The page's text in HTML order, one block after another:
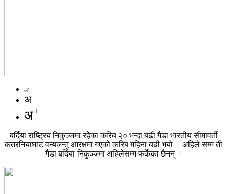
अ-
अ
अ+
बर्दिया राष्ट्रिय निकुञ्जमा रहेका करिब २० भन्दा बढी गैंडा भारतीय सीमावर्ती
कतरनियाघाट वन्यजन्तु आरक्षमा गएको करिब महिना बढी भयो । अहिले सम्म ती
गैंडा बर्दिया निकुञ्जमा अहिलेसम्म फर्केका छैनन् ।